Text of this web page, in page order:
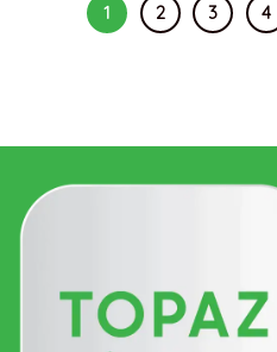
1 2 3 4